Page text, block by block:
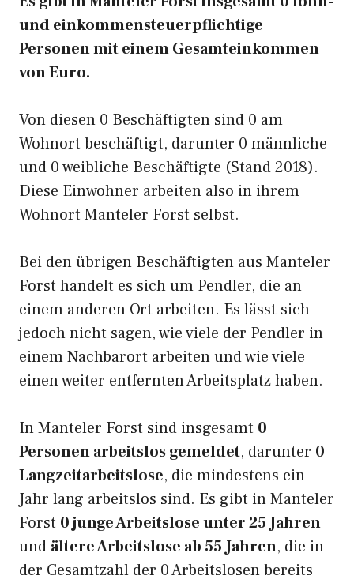
und einkommensteuerpflichtige
Personen mit einem Gesamteinkommen
von Euro.
Von diesen 0 Beschäftigten sind 0 am
Wohnort beschäftigt, darunter 0 männliche
und 0 weibliche Beschäftigte (Stand 2018).
Diese Einwohner arbeiten also in ihrem
Wohnort Manteler Forst selbst.
Bei den übrigen Beschäftigten aus Manteler
Forst handelt es sich um Pendler, die an
einem anderen Ort arbeiten. Es lässt sich
jedoch nicht sagen, wie viele der Pendler in
einem Nachbarort arbeiten und wie viele
einen weiter entfernten Arbeitsplatz haben.
In Manteler Forst sind insgesamt 0
Personen arbeitslos gemeldet, darunter 0
Langzeitarbeitslose, die mindestens ein
Jahr lang arbeitslos sind. Es gibt in Manteler
Forst 0 junge Arbeitslose unter 25 Jahren
und ältere Arbeitslose ab 55 Jahren, die in
der Gesamtzahl der 0 Arbeitslosen bereits